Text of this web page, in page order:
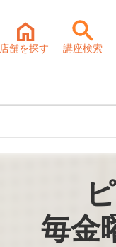
店舗を探す 講座検索
毎金